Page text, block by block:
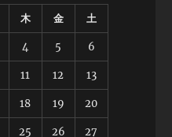
木 金 土
4 5 6
11 12 13
18 19 20
25 26 27